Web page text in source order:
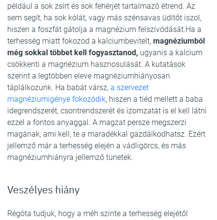
például a sok zsírt és sok fehérjét tartalmazó étrend. Az
sem segít, ha sok kólát, vagy más szénsavas üdítőt iszol,
hiszen a foszfát gátolja a magnézium felszívódását.Ha a
terhesség miatt fokozod a kalciumbevitelt, magnéziumból
még sokkal többet kell fogyasztanod, ugyanis a kalcium
csökkenti a magnézium hasznosulását. A kutatások
szerint a legtöbben eleve magnéziumhiányosan
táplálkozunk. Ha babát vársz, a szervezet
magnéziumigénye fokozódik, hiszen a tiéd mellett a baba
idegrendszerét, csontrendszerét és izomzatát is el kell látni
ezzel a fontos anyaggal. A magzat persze megszerzi
magának, ami kell, te a maradékkal gazdálkodhatsz. Ezért
jellemző már a terhesség elején a vádligörcs, és más
magnéziumhiányra jellemző tünetek.
Veszélyes hiány
Régóta tudjuk, hogy a méh szinte a terhesség elejétől